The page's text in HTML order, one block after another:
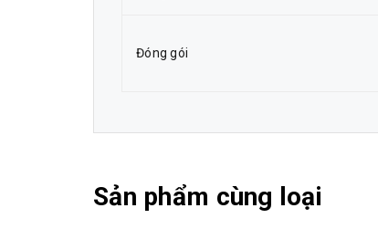
Đóng gói
Sản phẩm cùng loại